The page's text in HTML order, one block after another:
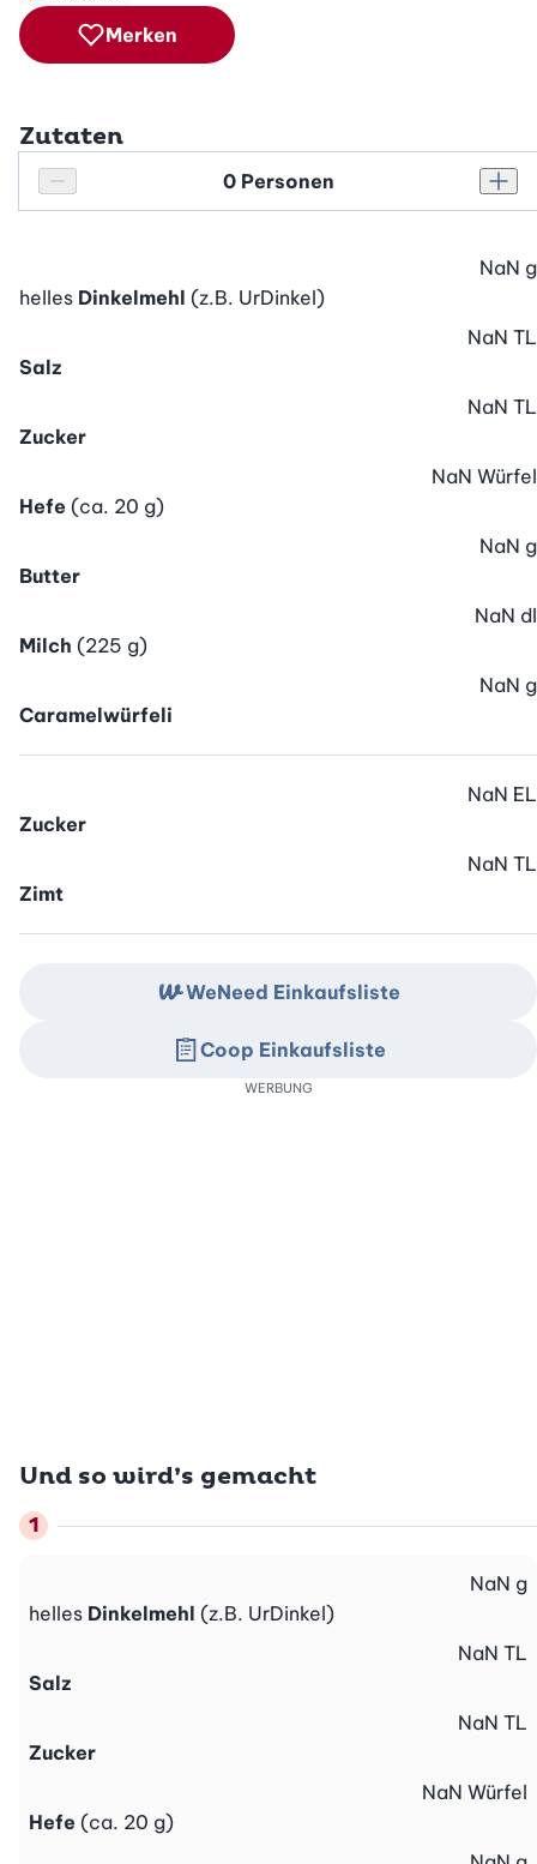
Merken
Zutaten
Personenanzahl verringern
Personenanzahl
helles Dinkelmehl (z.B. UrDinkel)
NaN g
Salz
NaN TL
Zucker
NaN TL
Hefe (ca. 20 g)
NaN Würfel
Butter
NaN g
Milch (225 g)
NaN dl
Caramelwürfeli
NaN g
Zucker
NaN EL
Zimt
NaN TL
Und so wird’s gemacht
helles Dinkelmehl (z.B. UrDinkel)
NaN g
Salz
NaN TL
Zucker
NaN TL
Hefe (ca. 20 g)
NaN Würfel
WeNeed Einkaufsliste
Coop Einkaufsliste
WERBUNG